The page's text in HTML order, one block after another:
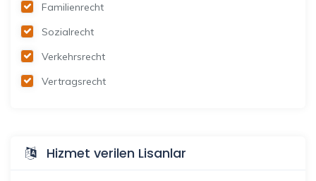
Familienrecht
Sozialrecht
Verkehrsrecht
Vertragsrecht
Hizmet verilen Lisanlar